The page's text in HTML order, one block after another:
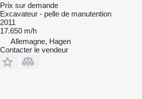
Prix sur demande
Excavateur - pelle de manutention
2011
17.650 m/h
Allemagne, Hagen
Contacter le vendeur